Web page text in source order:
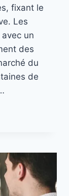
fixant le
Les
un
des
du
de